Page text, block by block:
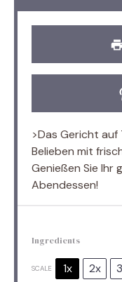
>Das Gericht
Belieben mit
Genießen Sie Ihr
Abendessen!
Ingredients
SCALE 1x 2x